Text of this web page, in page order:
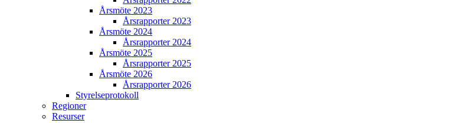
Årsmöte 2023
Årsrapporter 2023
Årsmöte 2024
Årsrapporter 2024
Årsmöte 2025
Årsrapporter 2025
Årsmöte 2026
Årsrapporter 2026
Styrelseprotokoll
Regioner
Resurser